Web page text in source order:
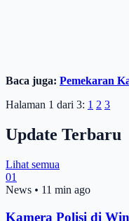
Baca juga: Pemekaran
Halaman 1 dari 3: 1 2 3
Update Terbaru
Lihat semua
01
News • 11 min ago
Kamera Polisi di